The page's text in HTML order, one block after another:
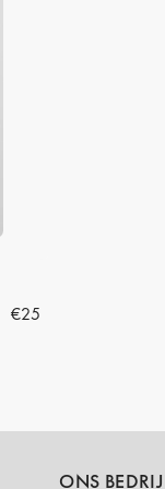
Regular
€25
ONS